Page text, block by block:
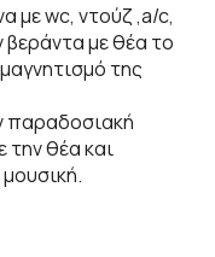
με wc, ντούζ ,a/c,
βεράντα με θέα το
της
παραδοσιακή
την θέα και